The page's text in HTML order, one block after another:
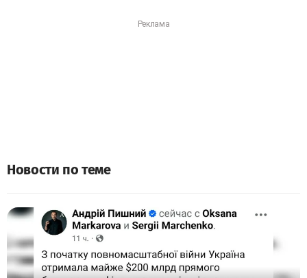
Новости по теме